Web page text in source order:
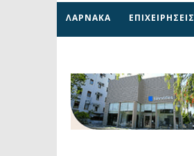
ΛΑΡΝΑΚΑ ΕΠΙΧΕΙΡΗΣΕΙΣ